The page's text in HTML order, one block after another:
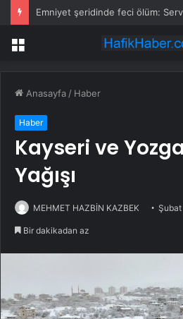
Menü
Anasayfa / Haber
Haber
Kayseri ve
Yağışı
MEHMET HAZBİN KAZBEK
Bir dakikadan az